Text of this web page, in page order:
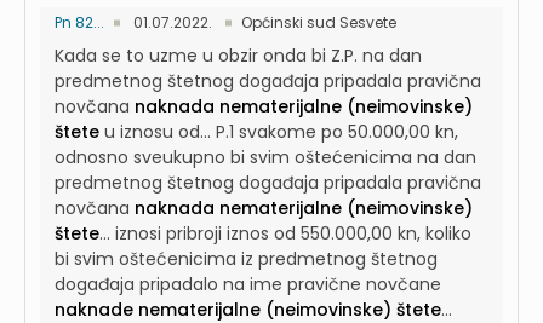
Pn 82... 01.07.2022. Općinski sud Sesvete
Kada se to uzme u obzir onda bi Z.P. na dan
predmetnog štetnog događaja pripadala pravična
novčana naknada nematerijalne (neimovinske)
štete u iznosu od... P.1 svakome po 50.000,00 kn,
odnosno sveukupno bi svim oštećenicima na dan
predmetnog štetnog događaja pripadala pravična
novčana naknada nematerijalne (neimovinske)
štete... iznosi pribroji iznos od 550.000,00 kn, koliko
bi svim oštećenicima iz predmetnog štetnog
događaja pripadalo na ime pravične novčane
naknade nematerijalne (neimovinske) štete...